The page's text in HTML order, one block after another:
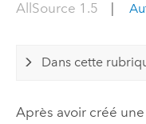
AllSource 1.5 |
Dans cette
Après avoir créé